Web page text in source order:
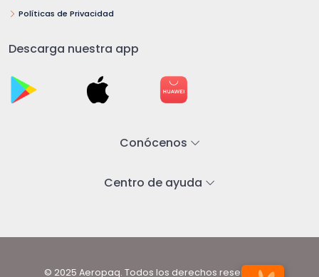
Políticas de Privacidad
Descarga nuestra app
Conócenos
Centro de ayuda
© 2025 Aeropaq. Todos los derechos reservados.